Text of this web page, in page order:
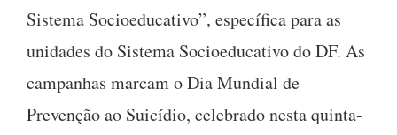
Sistema Socioeducativo”, específica para as
unidades do Sistema Socioeducativo do DF. As
campanhas marcam o Dia Mundial de
Prevenção ao Suicídio, celebrado nesta quinta-